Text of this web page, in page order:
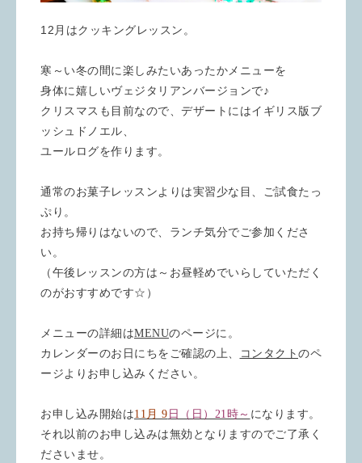
12月はクッキングレッスン。
寒～い冬の間に楽しみたいあったかメニューを
身体に嬉しいヴェジタリアンバージョンで♪
クリスマスも目前なので、デザートにはイギリス版ブ
ッシュドノエル、
ユールログを作ります。
通常のお菓子レッスンよりは実習少な目、ご試食たっ
ぷり。
お持ち帰りはないので、ランチ気分でご参加くださ
い。
（午後レッスンの方は～お昼軽めでいらしていただく
のがおすすめです☆）
メニューの詳細はMENUのページに。
カレンダーのお日にちをご確認の上、
コンタクト のペ
ージよりお申し込みください。
お申し込み開始は11月 9 日（日）21時～ になります。
それ以前のお申し込みは無効となりますのでご了承く
ださいませ。